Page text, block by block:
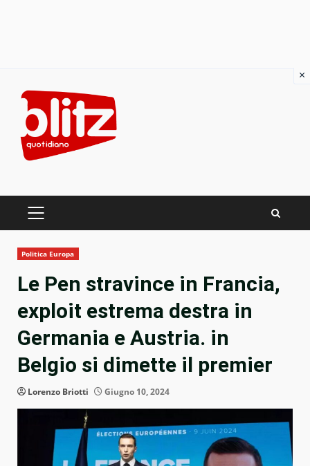
content
PRIMARY
Politica Europa
Le Pen stravince in Francia,
exploit estrema destra in
Germania e Austria. in
Belgio si dimette il premier
Lorenzo Briotti Giugno 10, 2024
×